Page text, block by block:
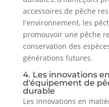
accessoires de pêche
l'environnement, les
promouvoir une pêche
conservation des
générations futures.
4. Les innovations
d'équipement de
durable
Les innovations en